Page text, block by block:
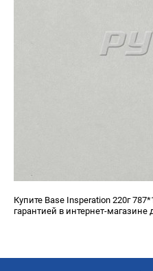
Купите Base Insperation 220г
гарантией в интернет-магазине